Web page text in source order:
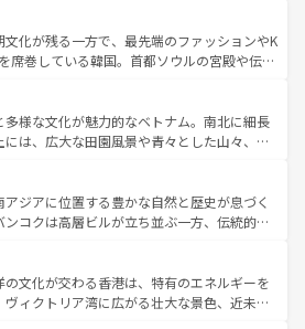
ほしい。 なお、新着のハワイ情報
一覧を参照してほしい。
ビティも充実しており、サーフィンやダイ
キングなど、アウトドア好きにはたまらな
ラリアの多彩な魅力を存分に味わいつくそ
。
山岳地帯である台湾東部など、都市の喧騒
さが共存しており、訪れる人に新しい発見と
してくれる。また、奥深い台湾の食文化も魅
判のスイーツなど、バラエティ豊かな料理
が味わえる。 なお、新着の台湾情報は コンテンツ一覧を参
。
文化が残る一方で、最先端のファッションやK
席巻している韓国。首都ソウルの宮殿や伝統
延ばせば四季折々の自然美を楽しむことが
て、キムチや焼肉、絶品のストリートフード
まな韓国料理が待っている。夜には、韓国な
ながら、韓国の多彩な魅力を心ゆくまで味
わってみてほしい。 なお、新着の韓国情報はコンテンツ一
ほしい。
多様な文化が魅力的なベトナム。南北に細長
には、広大な田園風景や青々とした山々、世
に伝統が息づく。ハノイの古い町並みやホ
フランス統治時代の建物も、独特の雰囲気を
る。また、バラエティの豊かさとおいしさで
バインミー、ベトナムコーヒーなどは、ぜ
いたい。どの地域を訪れてもあたたかい人々
えてくれるので、きっと忘れられない旅にな
アジアに位置する豊かな自然と歴史が息づく
ンコクは高層ビルが立ち並ぶ一方、伝統的な
ている。北部ではチェンマイなどの山岳地
れ合い、南部ではプーケットやクラビの美し
ゾート気分を楽しむことができる。タイ料理
の文化が交わる香港は、特有のエネルギーを
ヴィクトリア湾に広がる壮大な景色、近未来